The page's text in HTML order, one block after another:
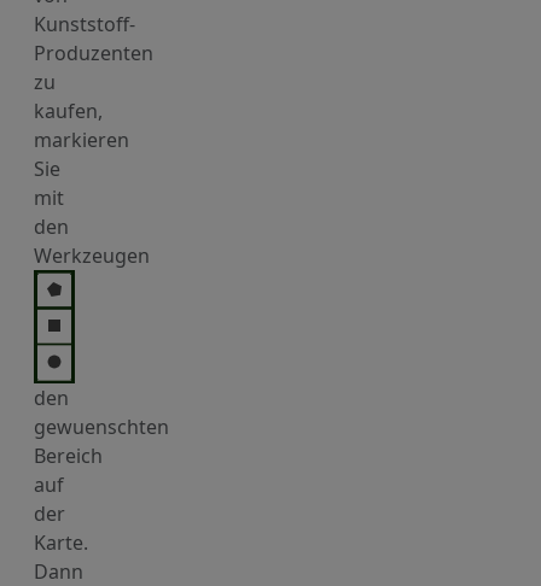
Kunststoff-
Produzenten
zu
kaufen,
markieren
Sie
mit
den
Werkzeugen
den
gewuenschten
Bereich
auf
der
Karte.
Dann